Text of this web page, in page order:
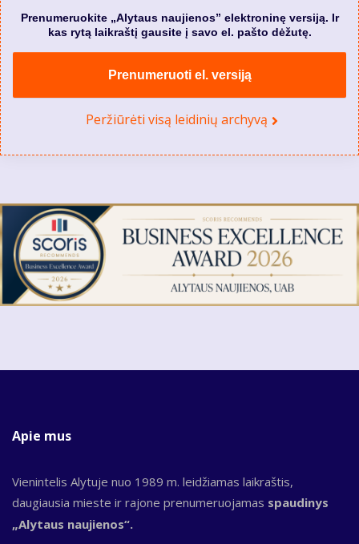
Prenumeruokite „Alytaus naujienos” elektroninę versiją. Ir
kas rytą laikraštį gausite į savo el. pašto dėžutę.
Prenumeruoti el. versiją
Peržiūrėti visą leidinių archyvą
Apie mus
Vienintelis Alytuje nuo 1989 m. leidžiamas laikraštis,
daugiausia mieste ir rajone prenumeruojamas spaudinys
„Alytaus naujienos“.